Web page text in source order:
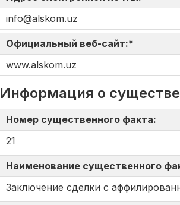
info@alskom.uz
Официальный веб-сайт:*
www.alskom.uz
Информация о
Номер существенного факта:
21
Наименование существенного
Заключение сделки с